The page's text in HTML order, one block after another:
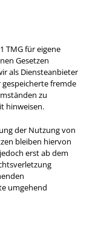
TMG für eigene
Gesetzen
als Diensteanbieter
fremde
zu
hinweisen.
der Nutzung von
bleiben hiervon
erst ab dem
umgehend